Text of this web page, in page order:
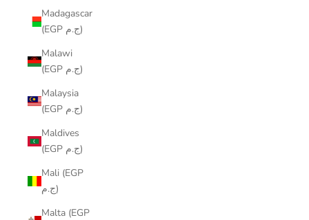
Madagascar
(EGP ج.م)
Malawi
(EGP ج.م)
Malaysia
(EGP ج.م)
Maldives
(EGP ج.م)
Mali (EGP
ج.م)
Malta (EGP